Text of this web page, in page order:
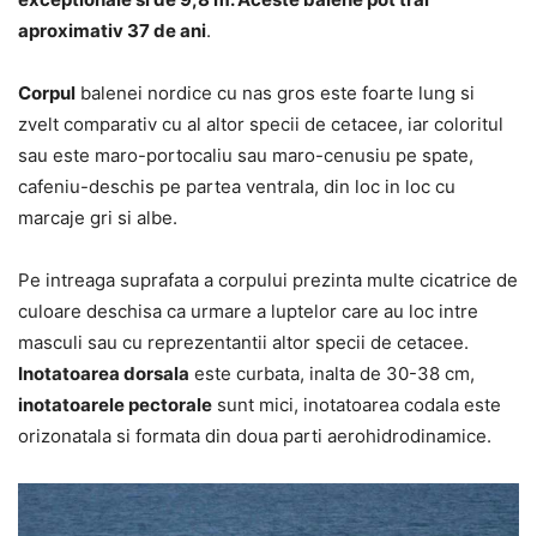
aproximativ 37 de ani.
Corpul balenei nordice cu nas gros este foarte lung si
zvelt comparativ cu al altor specii de cetacee, iar coloritul
sau este maro-portocaliu sau maro-cenusiu pe spate,
cafeniu-deschis pe partea ventrala, din loc in loc cu
marcaje gri si albe.
Pe intreaga suprafata a corpului prezinta multe cicatrice de
culoare deschisa ca urmare a luptelor care au loc intre
masculi sau cu reprezentantii altor specii de cetacee.
Inotatoarea dorsala este curbata, inalta de 30-38 cm,
inotatoarele pectorale sunt mici, inotatoarea codala este
orizonatala si formata din doua parti aerohidrodinamice.